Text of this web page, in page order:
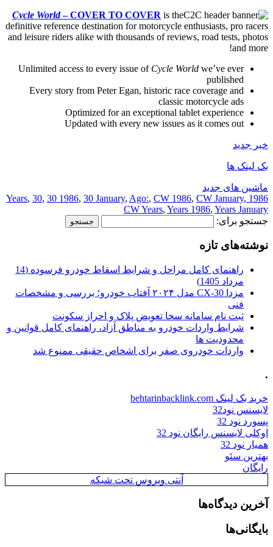
Cycle World– COVER TO COVER is the
definitive reference destination for motorcycle enthusiasts, pro racers
and leisure riders alike with thousands of reviews, road tests, photos
and more!
Unlimited access to every issue of Cycle World we’ve ever
published
Every story from Peter Egan, historic race coverage and
classic motorcycle ads
Optimized for an exceptional tablet experience
Updated with every new issues as it comes out
خبر جدید
بک لینک ها
ماشین های جدید
1986 Years
, 30, 30 1986, 30 January, Ago:, CW 1986, CW January,
CW Years, Years 1986, Years January
جستجو برای:
نوشته‌های تازه
راهنمای کامل مراحل و شرایط اسقاط خودرو فرسوده (14
مرداد 1405)
مزدا CX-30 مدل ۲۰۲۴ آفتاب خودرو؛ بررسی و مشخصات
فنی
ثبت نام سامانه سخا تعویض پلاک و احراز سکونت
شرایط واردات خودرو به مناطق آزاد، راهنمای کامل قوانین و
محدودیت ها
واردات خودروی صفر برای اشخاص حقیقی ممنوع شد
.
خرید بک لینک behtarinbacklink.com
لایسنس نود32
پسورد نود 32
اوکلی لایسنس رایگان نود 32
همیار نود 32
بهترین سئو
رایگان
آنتی ویروس تحت شبکه
آخرین دیدگاه‌ها
بایگانی‌ها